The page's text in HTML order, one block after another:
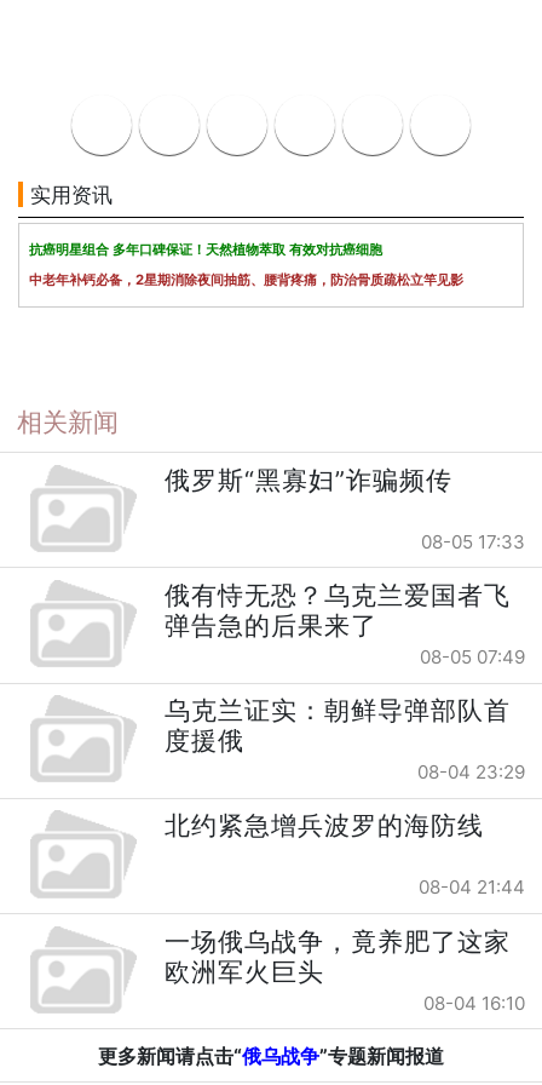
实用资讯
抗癌明星组合 多年口碑保证！天然植物萃取 有效对抗癌细胞
中老年补钙必备，2星期消除夜间抽筋、腰背疼痛，防治骨质疏松立竿见影
相关新闻
俄罗斯“黑寡妇”诈骗频传
08-05 17:33
俄有恃无恐？乌克兰爱国者飞
弹告急的后果来了
08-05 07:49
乌克兰证实：朝鲜导弹部队首
度援俄
08-04 23:29
北约紧急增兵波罗的海防线
08-04 21:44
一场俄乌战争，竟养肥了这家
欧洲军火巨头
08-04 16:10
更多新闻请点击“俄乌战争”专题新闻报道